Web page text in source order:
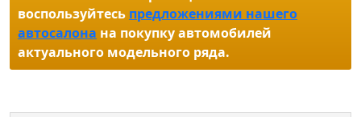
воспользуйтесь предложениями нашего
автосалона на покупку автомобилей
актуального модельного ряда.